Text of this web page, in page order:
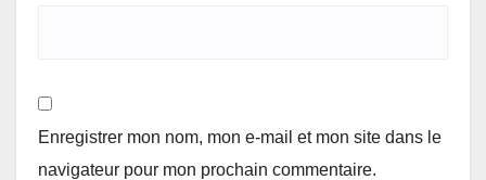
Enregistrer mon nom, mon e-mail et mon site dans le
navigateur pour mon prochain commentaire.